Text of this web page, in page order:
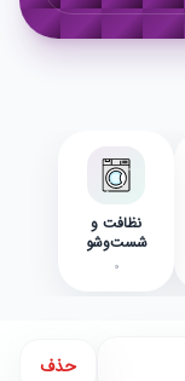
نظافت و
شست‌وشو
0
حذف